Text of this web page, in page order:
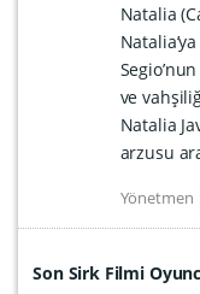
Natalia
ve
Natalia
arzusu
Yönetmen
Son Sirk Filmi